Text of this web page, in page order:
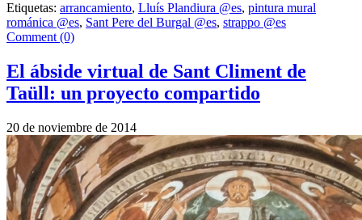
Etiquetas: arrancamiento, Lluís Plandiura @es, pintura mural
románica @es, Sant Pere del Burgal @es, strappo @es
Comment (0)
El ábside virtual de Sant Climent de
Taüll: un proyecto compartido
20 de noviembre de 2014